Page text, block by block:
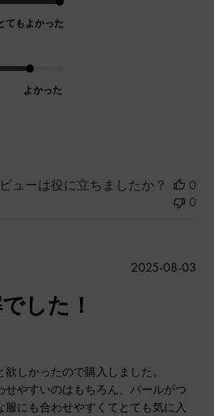
てもよかった
よかった
ューは役に立ちましたか？
0
0
した！
しかったので購入しました。
せやすいのはもちろん、パールがつ
にも合わせやすくてとても気に入
公
2025-08-03